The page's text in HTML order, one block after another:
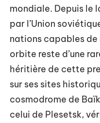
mondiale. Depuis le
par l’Union
nations capables
orbite reste d’une
héritière de cette
sur ses sites
cosmodrome de
celui de Plesetsk,